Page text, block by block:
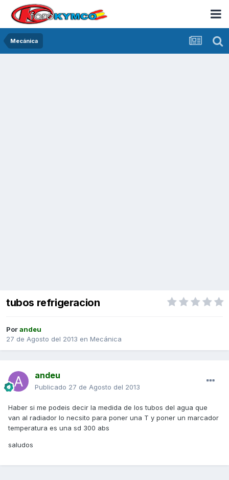
Mecánica
tubos refrigeracion
Porandeu
27 de Agosto del 2013 en Mecánica
andeu
Publicado 27 de Agosto del 2013
Haber si me podeis decir la medida de los tubos del agua que
van al radiador lo necsito para poner una T y poner un marcador
temperatura es una sd 300 abs
saludos